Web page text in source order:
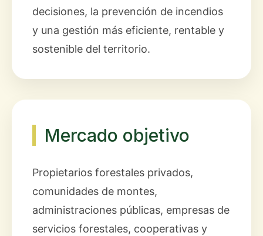
decisiones, la prevención de incendios
y una gestión más eficiente, rentable y
sostenible del territorio.
Mercado objetivo
Propietarios forestales privados,
comunidades de montes,
administraciones públicas, empresas de
servicios forestales, cooperativas y